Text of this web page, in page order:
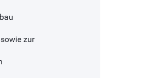
zur